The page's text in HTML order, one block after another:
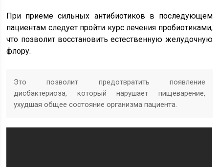
При приеме сильных антибиотиков в последующем
пациентам следует пройти курс лечения пробиотиками,
что позволит восстановить естественную желудочную
флору.
Это позволит предотвратить появление
дисбактериоза, который нарушает пищеварение,
ухудшая общее состояние организма пациента.